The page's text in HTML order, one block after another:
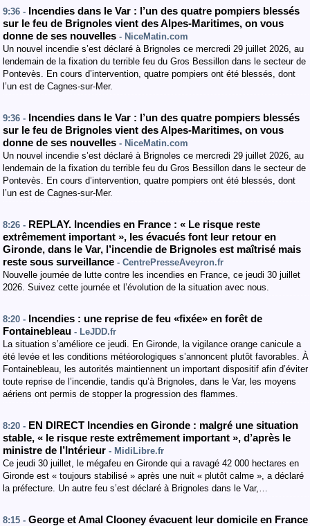
9:36 - Incendies dans le Var : l’un des quatre pompiers blessés
sur le feu de Brignoles vient des Alpes-Maritimes, on vous
donne de ses nouvelles - NiceMatin.com
Un nouvel incendie s’est déclaré à Brignoles ce mercredi 29 juillet 2026, au
lendemain de la fixation du terrible feu du Gros Bessillon dans le secteur de
Pontevès. En cours d’intervention, quatre pompiers ont été blessés, dont
l’un est de Cagnes-sur-Mer.
9:36 - Incendies dans le Var : l’un des quatre pompiers blessés
sur le feu de Brignoles vient des Alpes-Maritimes, on vous
donne de ses nouvelles - NiceMatin.com
Un nouvel incendie s’est déclaré à Brignoles ce mercredi 29 juillet 2026, au
lendemain de la fixation du terrible feu du Gros Bessillon dans le secteur de
Pontevès. En cours d’intervention, quatre pompiers ont été blessés, dont
l’un est de Cagnes-sur-Mer.
8:26 - REPLAY. Incendies en France : « Le risque reste
extrêmement important », les évacués font leur retour en
Gironde, dans le Var, l’incendie de Brignoles est maîtrisé mais
reste sous surveillance - CentrePresseAveyron.fr
Nouvelle journée de lutte contre les incendies en France, ce jeudi 30 juillet
2026. Suivez cette journée et l’évolution de la situation avec nous.
8:20 - Incendies : une reprise de feu «fixée» en forêt de
Fontainebleau - LeJDD.fr
La situation s’améliore ce jeudi. En Gironde, la vigilance orange canicule a
été levée et les conditions météorologiques s’annoncent plutôt favorables. À
Fontainebleau, les autorités maintiennent un important dispositif afin d’éviter
toute reprise de l’incendie, tandis qu’à Brignoles, dans le Var, les moyens
aériens ont permis de stopper la progression des flammes.
8:20 - EN DIRECT Incendies en Gironde : malgré une situation
stable, « le risque reste extrêmement important », d’après le
ministre de l’Intérieur - MidiLibre.fr
Ce jeudi 30 juillet, le mégafeu en Gironde qui a ravagé 42 000 hectares en
Gironde est « toujours stabilisé » après une nuit « plutôt calme », a déclaré
la préfecture. Un autre feu s’est déclaré à Brignoles dans le Var,…
8:15 - George et Amal Clooney évacuent leur domicile en France